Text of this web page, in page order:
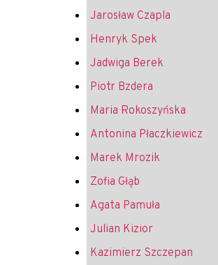
Jarosław Czapla
Henryk Spek
Jadwiga Berek
Piotr Bzdera
Maria Rokoszyńska
Antonina Płaczkiewicz
Marek Mrozik
Zofia Głąb
Agata Pamuła
Julian Kizior
Kazimierz Szczepan